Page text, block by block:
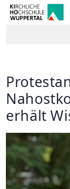
erhält